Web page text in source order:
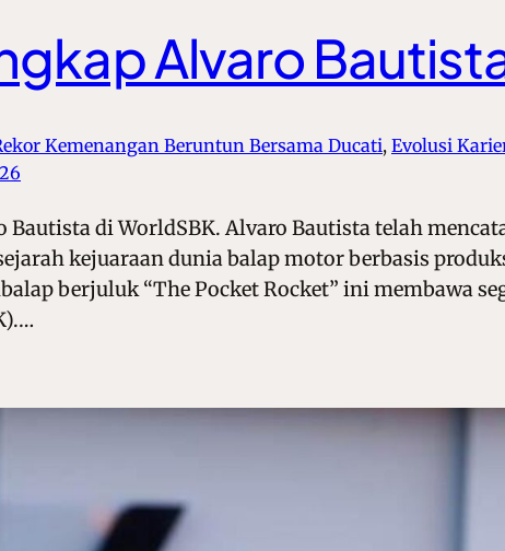
Alvaro
Kemenangan Beruntun Bersama Ducati, Evolusi
Bautista di WorldSBK. Alvaro Bautista telah
kejuaraan dunia balap motor berbasis
berjuluk “The Pocket Rocket” ini membawa